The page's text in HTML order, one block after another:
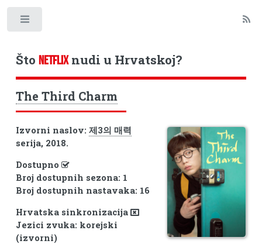
Što NETFLIXnudi u Hrvatskoj?
The Third Charm
Izvorni naslov: 제3의 매력
serija, 2018.
Dostupno
Broj dostupnih sezona: 1
Broj dostupnih nastavaka: 16
Hrvatska sinkronizacija
Jezici zvuka: korejski
(izvorni)